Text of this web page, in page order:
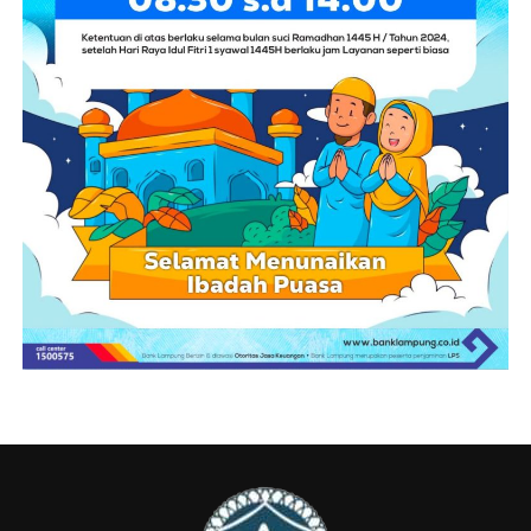
Banggar menilai bahwa secara umum pelaksanaan APBD
berjalan dengan baik, di mana realisasi pendapatan,
belanja, dan transfer daerah menunjukkan tingkat
serapan dan efisiensi yang optimal.
Guna penyempurnaan di masa mendatang, Banggar
DPRD Provinsi Lampung memberikan sejumlah
rekomendasi strategis agar seluruh Organisasi
Perangkat Daerah (OPD) memprioritaskan pelayanan
masyarakat yang selaras dengan visi misi Gubernur.
Beberapa penekanan strategis tersebut meliputi:
• Sektor Tata Kelola dan Perencanaan: Perencanaan
belanja pegawai harus dievaluasi agar proporsional dan
BPKAD dan Biro Pengadaan Barang dan Jasa didorong
untuk mempercepat penataan aset daerah serta